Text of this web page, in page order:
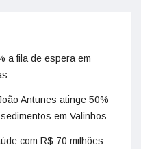
a fila de espera em
Antunes atinge 50%
em Valinhos
com R$ 70 milhões